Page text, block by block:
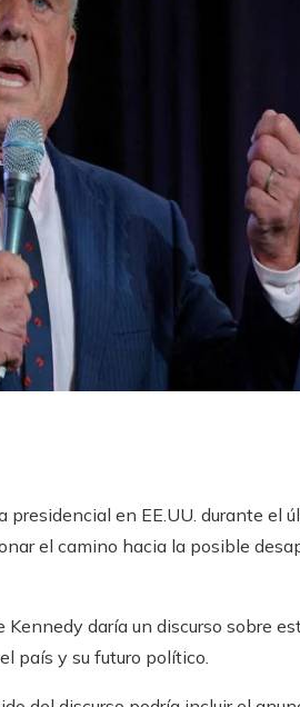
presidencial en EE.UU. durante el
el camino hacia la posible
daría un discurso sobre
país y su futuro político.